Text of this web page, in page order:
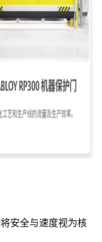
将安全与速度视为核